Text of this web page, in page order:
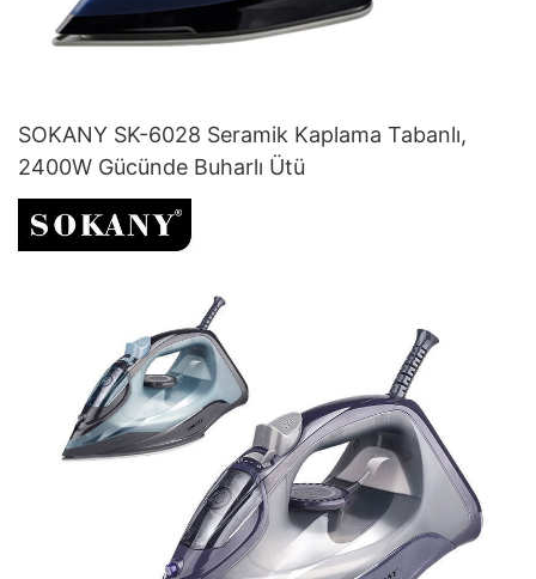
SOKANY SK-6028 Seramik Kaplama Tabanlı,
2400W Gücünde Buharlı Ütü